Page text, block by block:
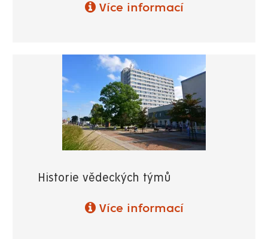
Více informací
Historie vědeckých týmů
Více informací